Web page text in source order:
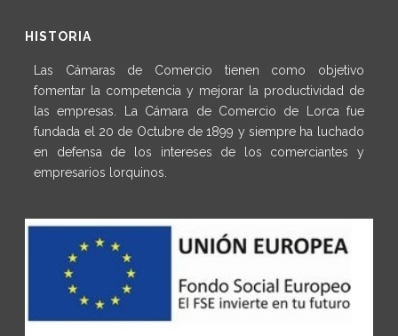
HISTORIA
Las Cámaras de Comercio tienen como objetivo
fomentar la competencia y mejorar la productividad de
las empresas. La Cámara de Comercio de Lorca fue
fundada el 20 de Octubre de 1899 y siempre ha luchado
en defensa de los intereses de los comerciantes y
empresarios lorquinos.